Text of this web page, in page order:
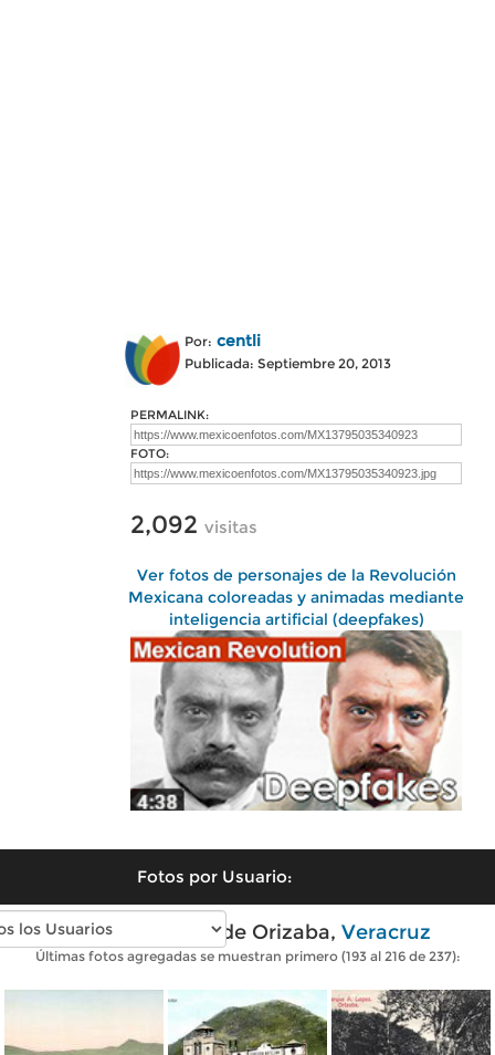
Por: centli
Publicada: Septiembre 20, 2013
PERMALINK:
FOTO:
2,092 visitas
Ver fotos de personajes de la Revolución
Mexicana coloreadas y animadas mediante
inteligencia artificial (deepfakes)
Fotos por Usuario:
Fotos antiguas de Orizaba, Veracruz
Últimas fotos agregadas se muestran primero (193 al 216 de 237):